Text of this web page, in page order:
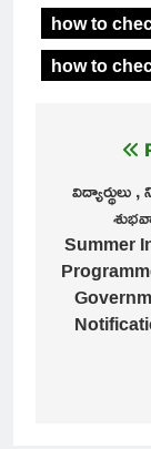
how to
how to
విద్యార్థులు ,
Summer